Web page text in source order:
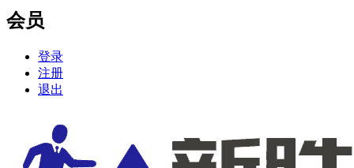
会员
登录
注册
退出